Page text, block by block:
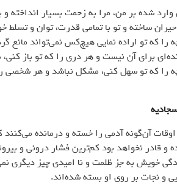
شده بر من، مرا به زحمت بسیار انداخته و
ساخته و تو با تمامی قدرت، توان و تسلط
را که تو اراده نمایی هیچ‌کس نمی‌تواند مانع
برای آن نیست و هر دری را که تو باز
که تو سهل کنی، مشکل نباشد و هر شخصی
آن‌گونه آدمی را خسته و درمانده می‌کنند
قادر نخواهد بود کم‌ترین فشار درونی و
خویش به جز ظلمت و نا امیدی چیز دیگری
و نجات بر روی او بسته شده‌اند.